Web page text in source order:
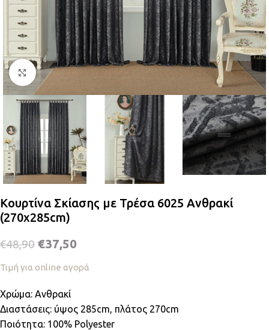
Κλικ για μεγέθυνση
Κουρτίνα Σκίασης με Τρέσα 6025 Ανθρακί
(270x285cm)
€48,90 €37,50
Τιμή για online αγορά
Χρώμα: Ανθρακί
Διαστάσεις: ύψος 285cm, πλάτος 270cm
Ποιότητα: 100% Polyester